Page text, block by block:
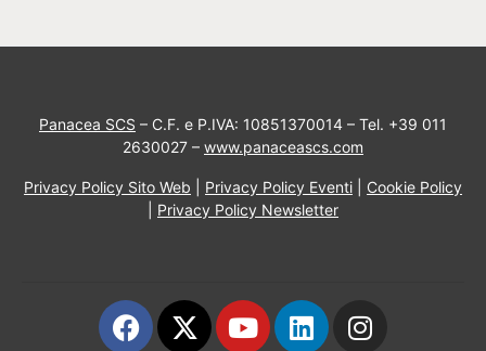
Panacea SCS – C.F. e P.IVA: 10851370014 – Tel. +39 011
2630027 – www.panaceascs.com
Privacy Policy Sito Web Privacy Policy Eventi
Cookie Policy
Privacy Policy Newsletter